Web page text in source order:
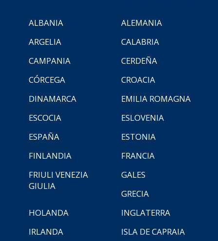
ALBANIA
ALEMANIA
ARGELIA
CALABRIA
CAMPANIA
CERDEÑA
CÓRCEGA
CROACIA
DINAMARCA
EMILIA ROMAGNA
ESCOCIA
ESLOVENIA
ESPAÑA
ESTONIA
FINLANDIA
FRANCIA
FRIULI VENEZIA
GIULIA
GALES
GRECIA
HOLANDA
INGLATERRA
IRLANDA
ISLA DE CAPRAIA